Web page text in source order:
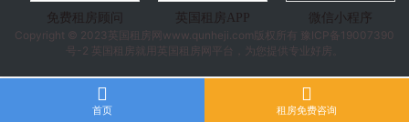
免费租房顾问 英国租房APP
微信小程序
Copyright © 2023 英国租房 网www.qunheji.com版权所有
豫ICP备19007390
号-2 英国租房就用英国租房网平台，为您提供专业好房。
首页 租房免费咨询